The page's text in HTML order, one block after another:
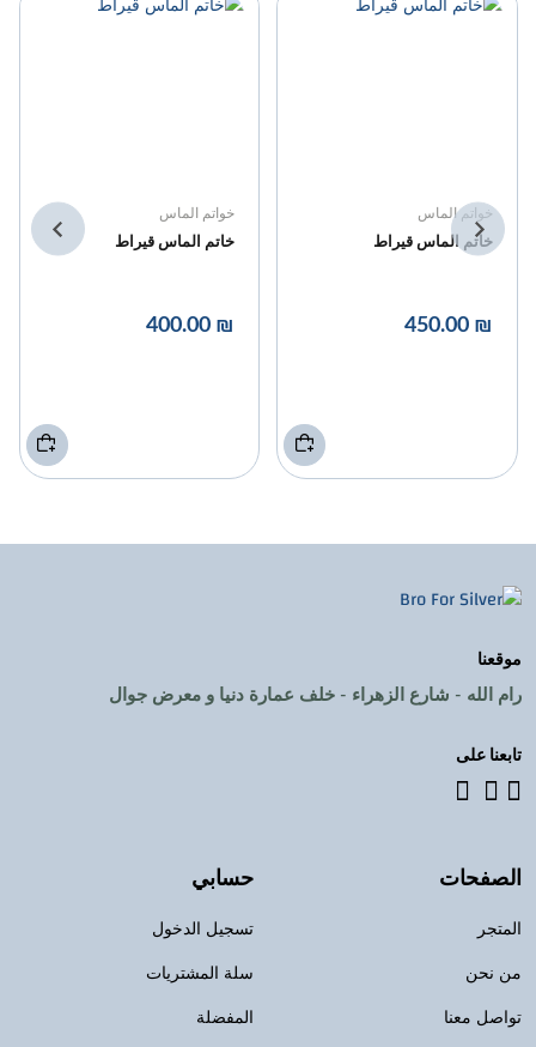
خواتم الماس
خاتم الماس قيراط
₪ 450.00
خواتم الماس
خاتم الماس قيراط
₪ 400.00
موقعنا
رام الله - شارع الزهراء - خلف عمارة دنيا و معرض جوال
تابعنا على
الصفحات
المتجر
من نحن
تواصل معنا
حسابي
تسجيل الدخول
سلة المشتريات
المفضلة